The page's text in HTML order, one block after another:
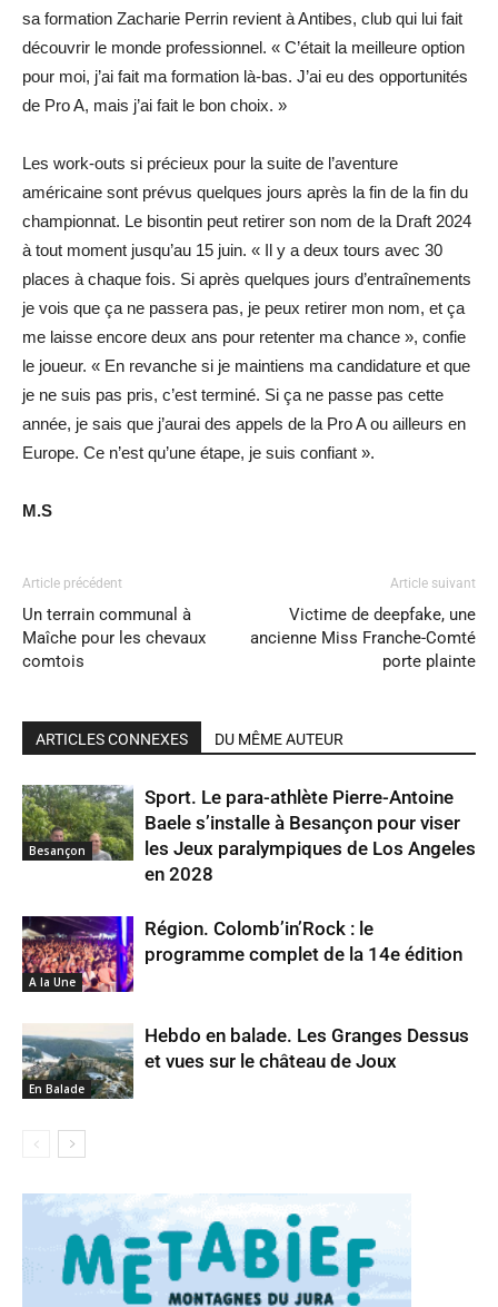
sa formation Zacharie Perrin revient à Antibes, club qui lui fait
découvrir le monde professionnel. « C’était la meilleure option
pour moi, j’ai fait ma formation là-bas. J’ai eu des opportunités
de Pro A, mais j’ai fait le bon choix. »
Les work-outs si précieux pour la suite de l’aventure
américaine sont prévus quelques jours après la fin de la fin du
championnat. Le bisontin peut retirer son nom de la Draft 2024
à tout moment jusqu’au 15 juin. « Il y a deux tours avec 30
places à chaque fois. Si après quelques jours d’entraînements
je vois que ça ne passera pas, je peux retirer mon nom, et ça
me laisse encore deux ans pour retenter ma chance », confie
le joueur. « En revanche si je maintiens ma candidature et que
je ne suis pas pris, c’est terminé. Si ça ne passe pas cette
année, je sais que j’aurai des appels de la Pro A ou ailleurs en
Europe. Ce n’est qu’une étape, je suis confiant ».
M.S
Article précédent
Un terrain communal à
Maîche pour les chevaux
comtois
Article suivant
Victime de deepfake, une
ancienne Miss Franche-Comté
porte plainte
ARTICLES CONNEXES DU MÊME AUTEUR
Besançon
Sport. Le para-athlète Pierre-Antoine
Baele s’installe à Besançon pour viser
les Jeux paralympiques de Los Angeles
en 2028
A la Une
Région. Colomb’in’Rock : le
programme complet de la 14e édition
En Balade
Hebdo en balade. Les Granges Dessus
et vues sur le château de Joux